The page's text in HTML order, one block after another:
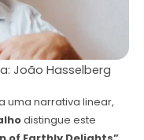
João Hasselberg
uma narrativa linear,
distingue este